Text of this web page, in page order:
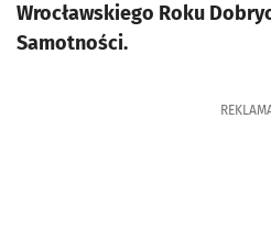
Wrocławskiego Roku
Samotności.